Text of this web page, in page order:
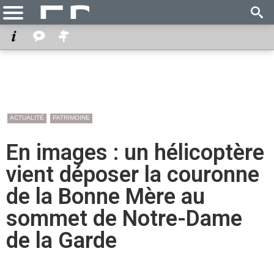
ACTUALITÉ PATRIMOINE
En images : un hélicoptère
vient déposer la couronne
de la Bonne Mère au
sommet de Notre-Dame
de la Garde